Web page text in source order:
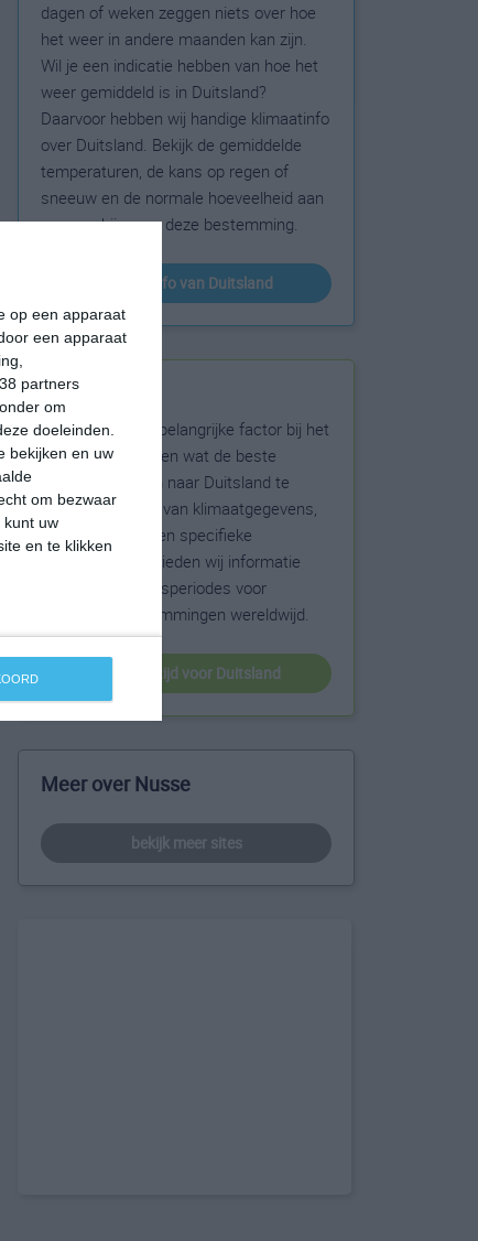
op een apparaat
een apparaat
partners
om
doeleinden.
bekijken en uw
om bezwaar
kunt uw
en te klikken
dagen of weken zeggen niets over hoe
het weer in andere maanden kan zijn.
Wil je een indicatie hebben van hoe het
weer gemiddeld is in Duitsland?
Daarvoor hebben wij handige klimaatinfo
over Duitsland. Bekijk de gemiddelde
temperaturen, de kans op regen of
sneeuw en de normale hoeveelheid aan
zonneschijn voor deze bestemming.
klimaatinfo van Duitsland
Beste reistijd
Het weer is een belangrijke factor bij het
reizen. Wil je weten wat de beste
maanden zijn om naar Duitsland te
reizen? Op basis van klimaatgegevens,
weersextremen en specifieke
weerinformatie bieden wij informatie
over de beste reisperiodes voor
duizenden bestemmingen wereldwijd.
beste reistijd voor Duitsland
Meer over Nusse
bekijk meer sites